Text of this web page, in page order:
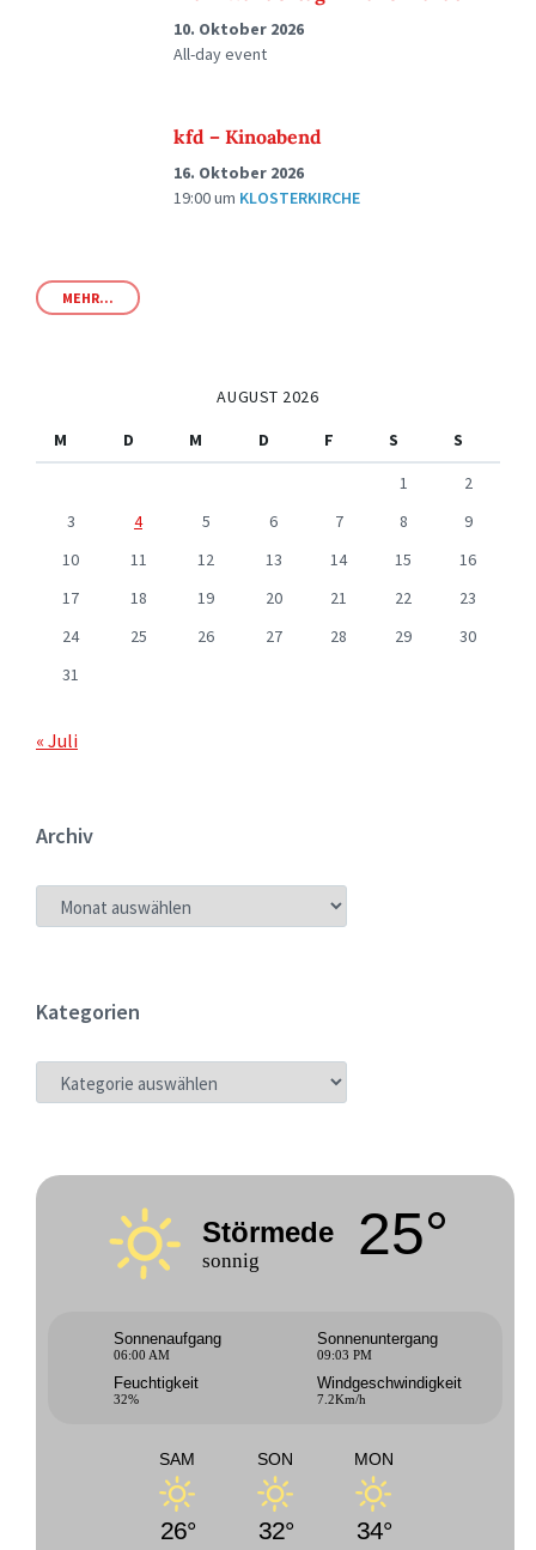
10. Oktober 2026
All-day event
kfd – Kinoabend
16. Oktober 2026
19:00um KLOSTERKIRCHE
MEHR...
AUGUST 2026
M
D M D F S
S
1
2
3
4 5 6 7 8
9
10
11 12 13 14 15
16
17
18 19 20 21 22
23
24
25 26 27 28 29
30
31
« Juli
Archiv
ARCHIV
Kategorien
KATEGORIEN
Störmede
sonnig 25°
Sonnenaufgang
06:00 AM
Sonnenuntergang
09:03 PM
Feuchtigkeit
32%
Windgeschwindigkeit
7.2Km/h
SAM
26°
SON
32°
MON
34°